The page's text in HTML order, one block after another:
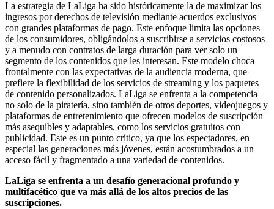
La estrategia de LaLiga ha sido históricamente la de maximizar los
ingresos por derechos de televisión mediante acuerdos exclusivos
con grandes plataformas de pago. Este enfoque limita las opciones
de los consumidores, obligándolos a suscribirse a servicios costosos
y a menudo con contratos de larga duración para ver solo un
segmento de los contenidos que les interesan. Este modelo choca
frontalmente con las expectativas de la audiencia moderna, que
prefiere la flexibilidad de los servicios de streaming y los paquetes
de contenido personalizados. LaLiga se enfrenta a la competencia
no solo de la piratería, sino también de otros deportes, videojuegos y
plataformas de entretenimiento que ofrecen modelos de suscripción
más asequibles y adaptables, como los servicios gratuitos con
publicidad. Este es un punto crítico, ya que los espectadores, en
especial las generaciones más jóvenes, están acostumbrados a un
acceso fácil y fragmentado a una variedad de contenidos.
LaLiga se enfrenta a un desafío generacional profundo y
multifacético que va más allá de los altos precios de las
suscripciones.